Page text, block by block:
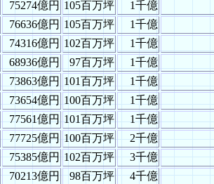
75274億円 105百万坪
1千億
76636億円 105百万坪
1千億
74316億円 102百万坪
1千億
68936億円 97百万坪
1千億
73863億円 101百万坪
1千億
73654億円 100百万坪
1千億
77561億円 101百万坪
1千億
77725億円 100百万坪
2千億
75385億円 102百万坪
3千億
70213億円 98百万坪
4千億